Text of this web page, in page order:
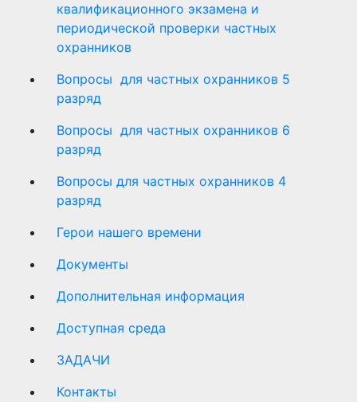
квалификационного экзамена и
периодической проверки частных
охранников
Вопросы для частных охранников 5
разряд
Вопросы для частных охранников 6
разряд
Вопросы для частных охранников 4
разряд
Герои нашего времени
Документы
Дополнительная информация
Доступная среда
ЗАДАЧИ
Контакты